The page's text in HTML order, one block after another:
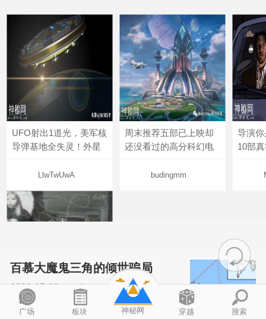
UFO射出1道光，美军核
导弹基地全失灵！外星
LlwTwUwA
周末推荐五部已上映却
还没看过的高分科幻电
budingmm
导演
10部
尝试了各种见鬼方法却
百慕大魔鬼三角的倾世骗局
2022-05-20 xpshowcn
广场 板块 神秘网 穿越 搜索